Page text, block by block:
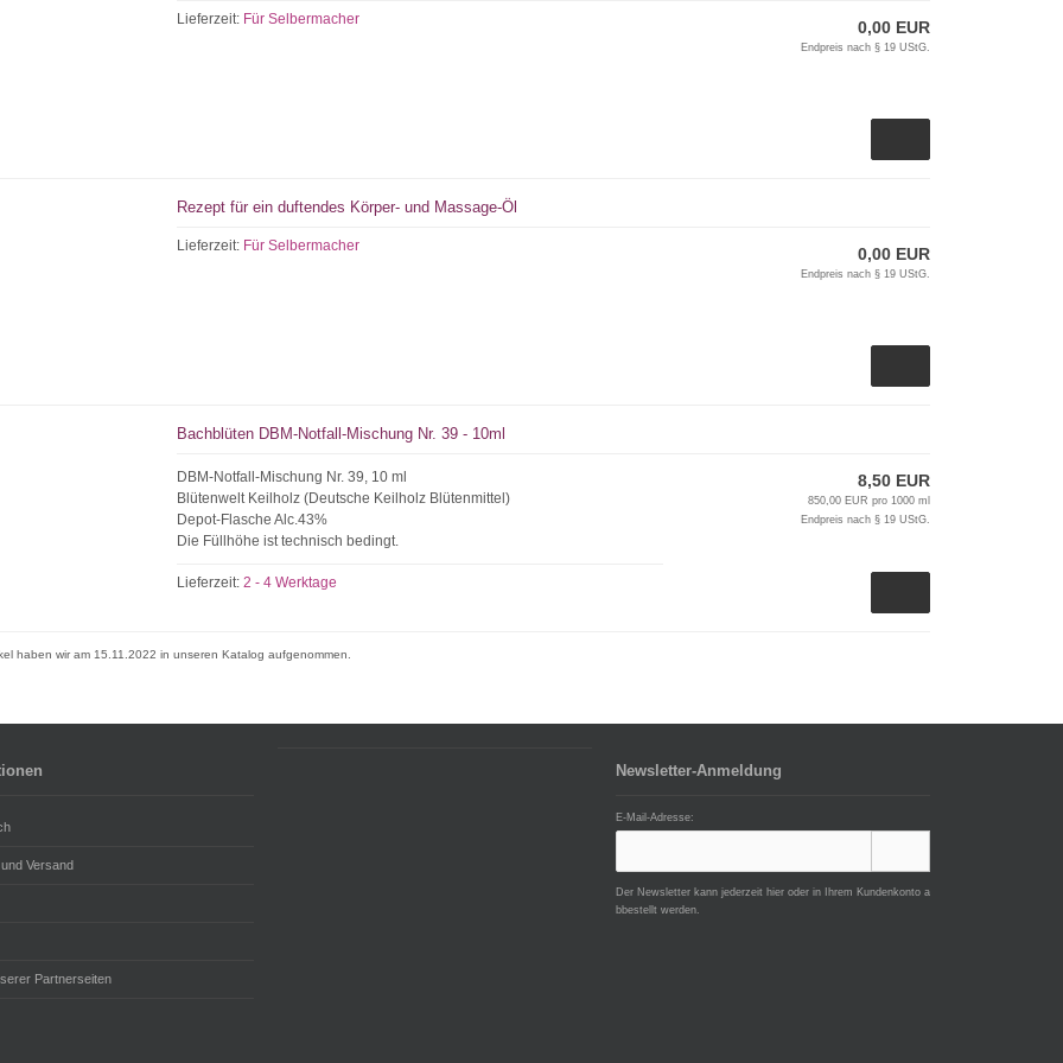
Lieferzeit: Für Selbermacher 0,00 EUR
Endpreis nach § 19 UStG.
Rezept für ein duftendes Körper- und Massage-Öl
Lieferzeit: Für Selbermacher 0,00 EUR
Endpreis nach § 19 UStG.
Bachblüten DBM-Notfall-Mischung Nr. 39 - 10ml
DBM-Notfall-Mischung Nr. 39, 10 ml
Blütenwelt Keilholz (Deutsche Keilholz Blütenmittel)
Depot-Flasche Alc.43%
Die Füllhöhe ist technisch bedingt.
Lieferzeit:2 - 4 Werktage
8,50 EUR
850,00 EUR pro 1000 ml
Endpreis nach § 19 UStG.
haben wir am 15.11.2022 in unseren Katalog aufgenommen.
Versand
Partnerseiten
Newsletter-Anmeldung
E-Mail-Adresse:
Der Newsletter kann jederzeit hier oder in Ihrem Kundenkonto a
bbestellt werden.